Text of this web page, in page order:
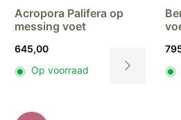
Acropora Palifera op
messing voet
645,00
Op voorraad